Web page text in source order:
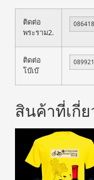
ติดต่อ
พระราม2.
ติดต่อ
โบ๊เบ๊
สินค้าที่เกี่